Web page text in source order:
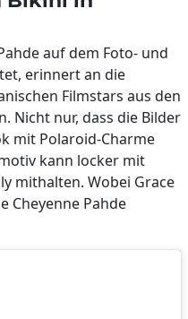
auf dem Foto- und
erinnert an die
Filmstars aus den
Nicht nur, dass die Bilder
mit Polaroid-Charme
kann locker mit
mithalten. Wobei Grace
Cheyenne Pahde